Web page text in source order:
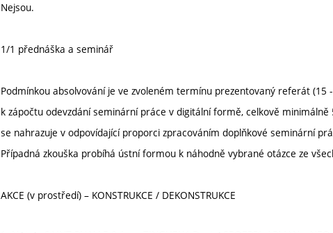
Nejsou.
1/1 přednáška a seminář
Podmínkou absolvování je ve zvoleném termínu prezentovaný referát (15
k zápočtu odevzdání seminární práce v digitální formě, celkově
se nahrazuje v odpovídající proporci zpracováním doplňkové seminární
Případná zkouška probíhá ústní formou k náhodně vybrané otázce ze
AKCE (v prostředí) – KONSTRUKCE / DEKONSTRUKCE